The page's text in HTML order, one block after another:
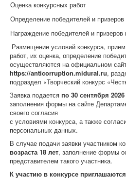
Оценка конкурсных работ
Определение победителей и призеров
Награждение победителей и призеров
Размещение условий конкурса,
работ, их оценка, определение
осуществляются на официальном
https://anticorruption.midural.ru,
подраздел «Творческий конкурс
Заявка подается по 30 сентября 2026
заполнения формы на сайте
своего согласия
с условиями конкурса, а также
персональных данных.
В случае подачи заявки участником
возраста 18 лет, заполнение формы
представителем такого участника.
К участию в конкурсе